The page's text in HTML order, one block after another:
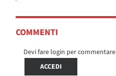
COMMENTI
Devi fare login per commentare
ACCEDI